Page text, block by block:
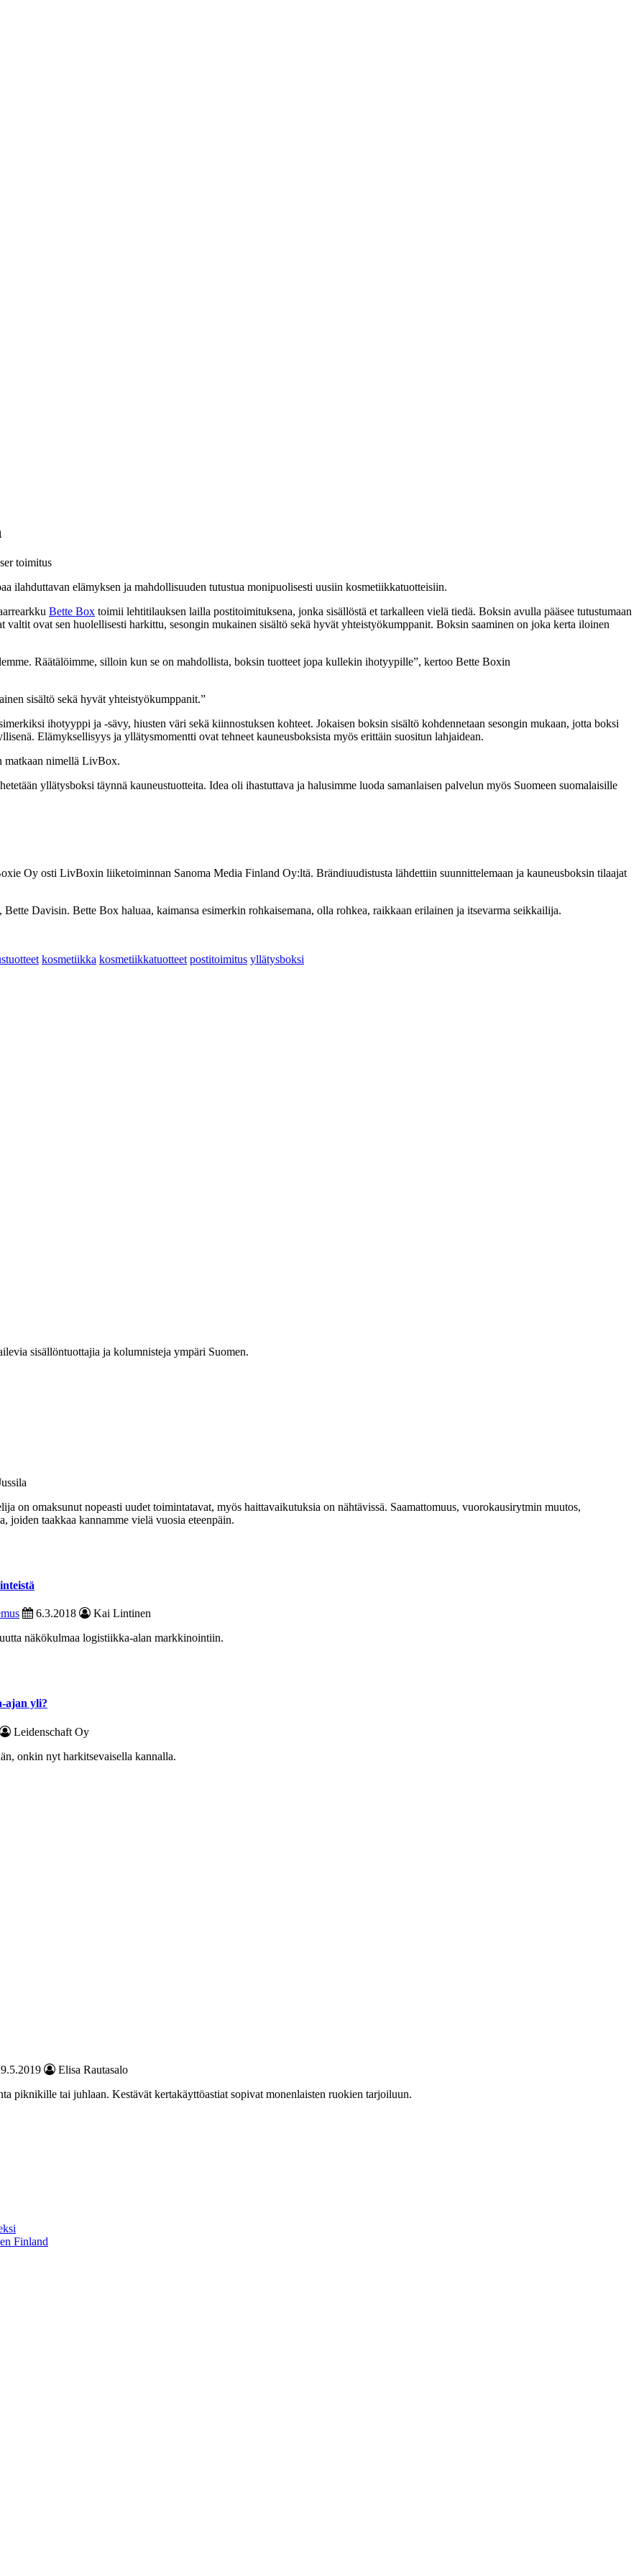
toimitus
ilahduttavan elämyksen ja mahdollisuuden tutustua monipuolisesti uusiin kosmetiikkatuotteisiin.
Bette Box toimii lehtitilauksen lailla postitoimituksena, jonka sisällöstä et tarkalleen vielä tiedä. Boksin avulla pääsee tutustumaan
ovat sen huolellisesti harkittu, sesongin mukainen sisältö sekä hyvät yhteistyökumppanit. Boksin saaminen on joka kerta iloinen
Räätälöimme, silloin kun se on mahdollista, boksin tuotteet jopa kullekin ihotyypille”, kertoo Bette Boxin
sisältö sekä hyvät yhteistyökumppanit.”
ihotyyppi ja -sävy, hiusten väri sekä kiinnostuksen kohteet. Jokaisen boksin sisältö kohdennetaan sesongin mukaan, jotta boksi
Elämyksellisyys ja yllätysmomentti ovat tehneet kauneusboksista myös erittäin suositun lahjaidean.
matkaan nimellä LivBox.
yllätysboksi täynnä kauneustuotteita. Idea oli ihastuttava ja halusimme luoda samanlaisen palvelun myös Suomeen suomalaisille
Oy osti LivBoxin liiketoiminnan Sanoma Media Finland Oy:ltä. Brändiuudistusta lähdettiin suunnittelemaan ja kauneusboksin tilaajat
Davisin. Bette Box haluaa, kaimansa esimerkin rohkaisemana, olla rohkea, raikkaan erilainen ja itsevarma seikkailija.
kosmetiikka kosmetiikkatuotteet postitoimitus yllätysboksi
sisällöntuottajia ja kolumnisteja ympäri Suomen.
on omaksunut nopeasti uudet toimintatavat, myös haittavaikutuksia on nähtävissä. Saamattomuus, vuorokausirytmin muutos,
joiden taakkaa kannamme vielä vuosia eteenpäin.
6.3.2018
Kai Lintinen
näkökulmaa logistiikka-alan markkinointiin.
ajan yli?
Leidenschaft Oy
onkin nyt harkitsevaisella kannalla.
Elisa Rautasalo
piknikille tai juhlaan. Kestävät kertakäyttöastiat sopivat monenlaisten ruokien tarjoiluun.
Finland